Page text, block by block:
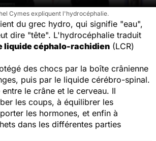
Cymes expliquent l'hydrocéphalie.
du grec hydro, qui signifie "eau",
dire "tête". L'hydrocéphalie traduit
liquide céphalo-rachidien (LCR)
des chocs par la boîte crânienne
puis par le liquide cérébro-spinal.
le crâne et le cerveau. Il
les coups, à équilibrer les
les hormones, et enfin à
dans les différentes parties